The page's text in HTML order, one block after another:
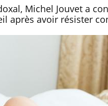
Michel Jouvet a
après avoir résister